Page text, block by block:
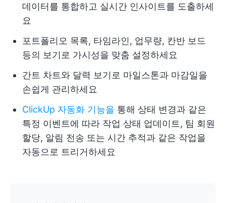
데이터를 통합하고 실시간 인사이트를 도출하세
요
포트폴리오 목록, 타임라인, 업무량, 칸반 보드
등의 보기로 가시성을 맞춤 설정하세요
간트 차트와 달력 보기로 마일스톤과 마감일을
손쉽게 관리하세요
ClickUp 자동화 기능을 통해 상태 변경과 같은
특정 이벤트에 따라 작업 상태 업데이트, 팀 회원
할당, 알림 전송 또는 시간 추적과 같은 작업을
자동으로 트리거하세요